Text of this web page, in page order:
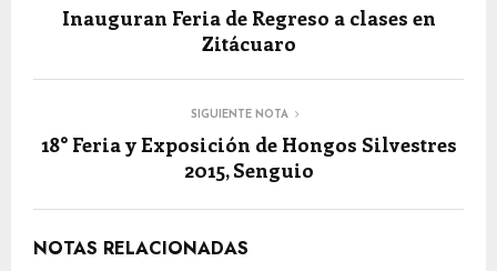
Inauguran Feria de Regreso a clases en
Zitácuaro
SIGUIENTE NOTA
18° Feria y Exposición de Hongos Silvestres
2015, Senguio
NOTAS RELACIONADAS